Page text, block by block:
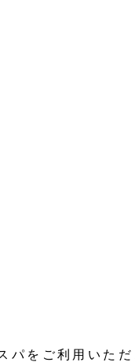
パをご利用いただ